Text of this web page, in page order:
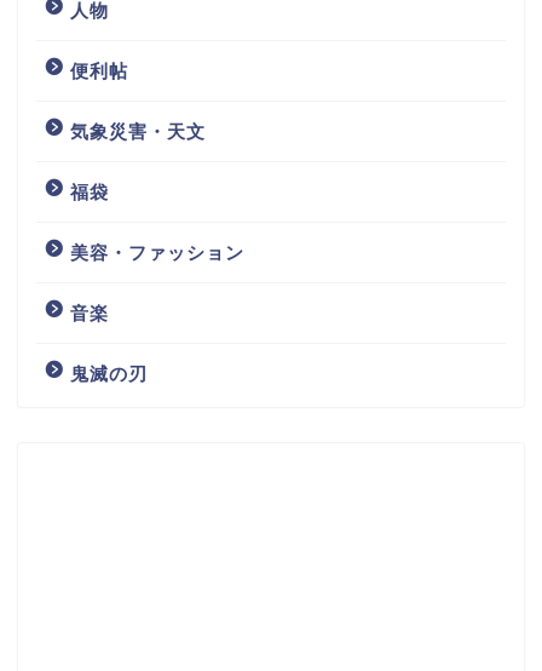
人物
便利帖
気象災害・天文
福袋
美容・ファッション
音楽
鬼滅の刃